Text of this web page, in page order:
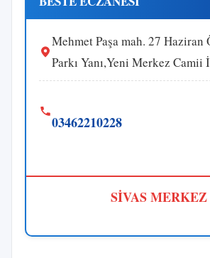
Mehmet Paşa mah. 27 Haziran
Parkı Yanı,Yeni Merkez Camii
03462210228
SİVAS MERKEZ